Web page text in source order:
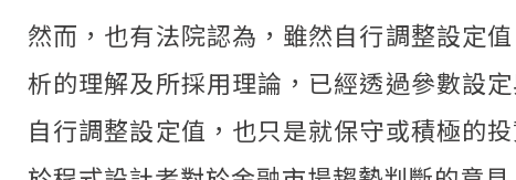
然而，也有法院認為，雖然自行調整設定
析的理解及所採用理論，已經透過參數設
自行調整設定值，也只是就保守或積極的